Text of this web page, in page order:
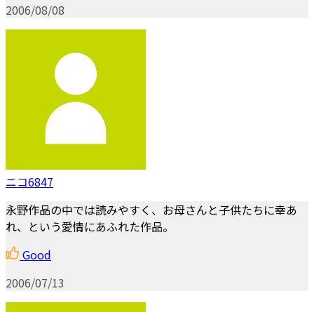
2006/08/08
ニコ6847
永野作品の中では読みやすく、お母さんと子供たちに幸あ
れ、という愛情にあふれた作品。
Good
2006/07/13